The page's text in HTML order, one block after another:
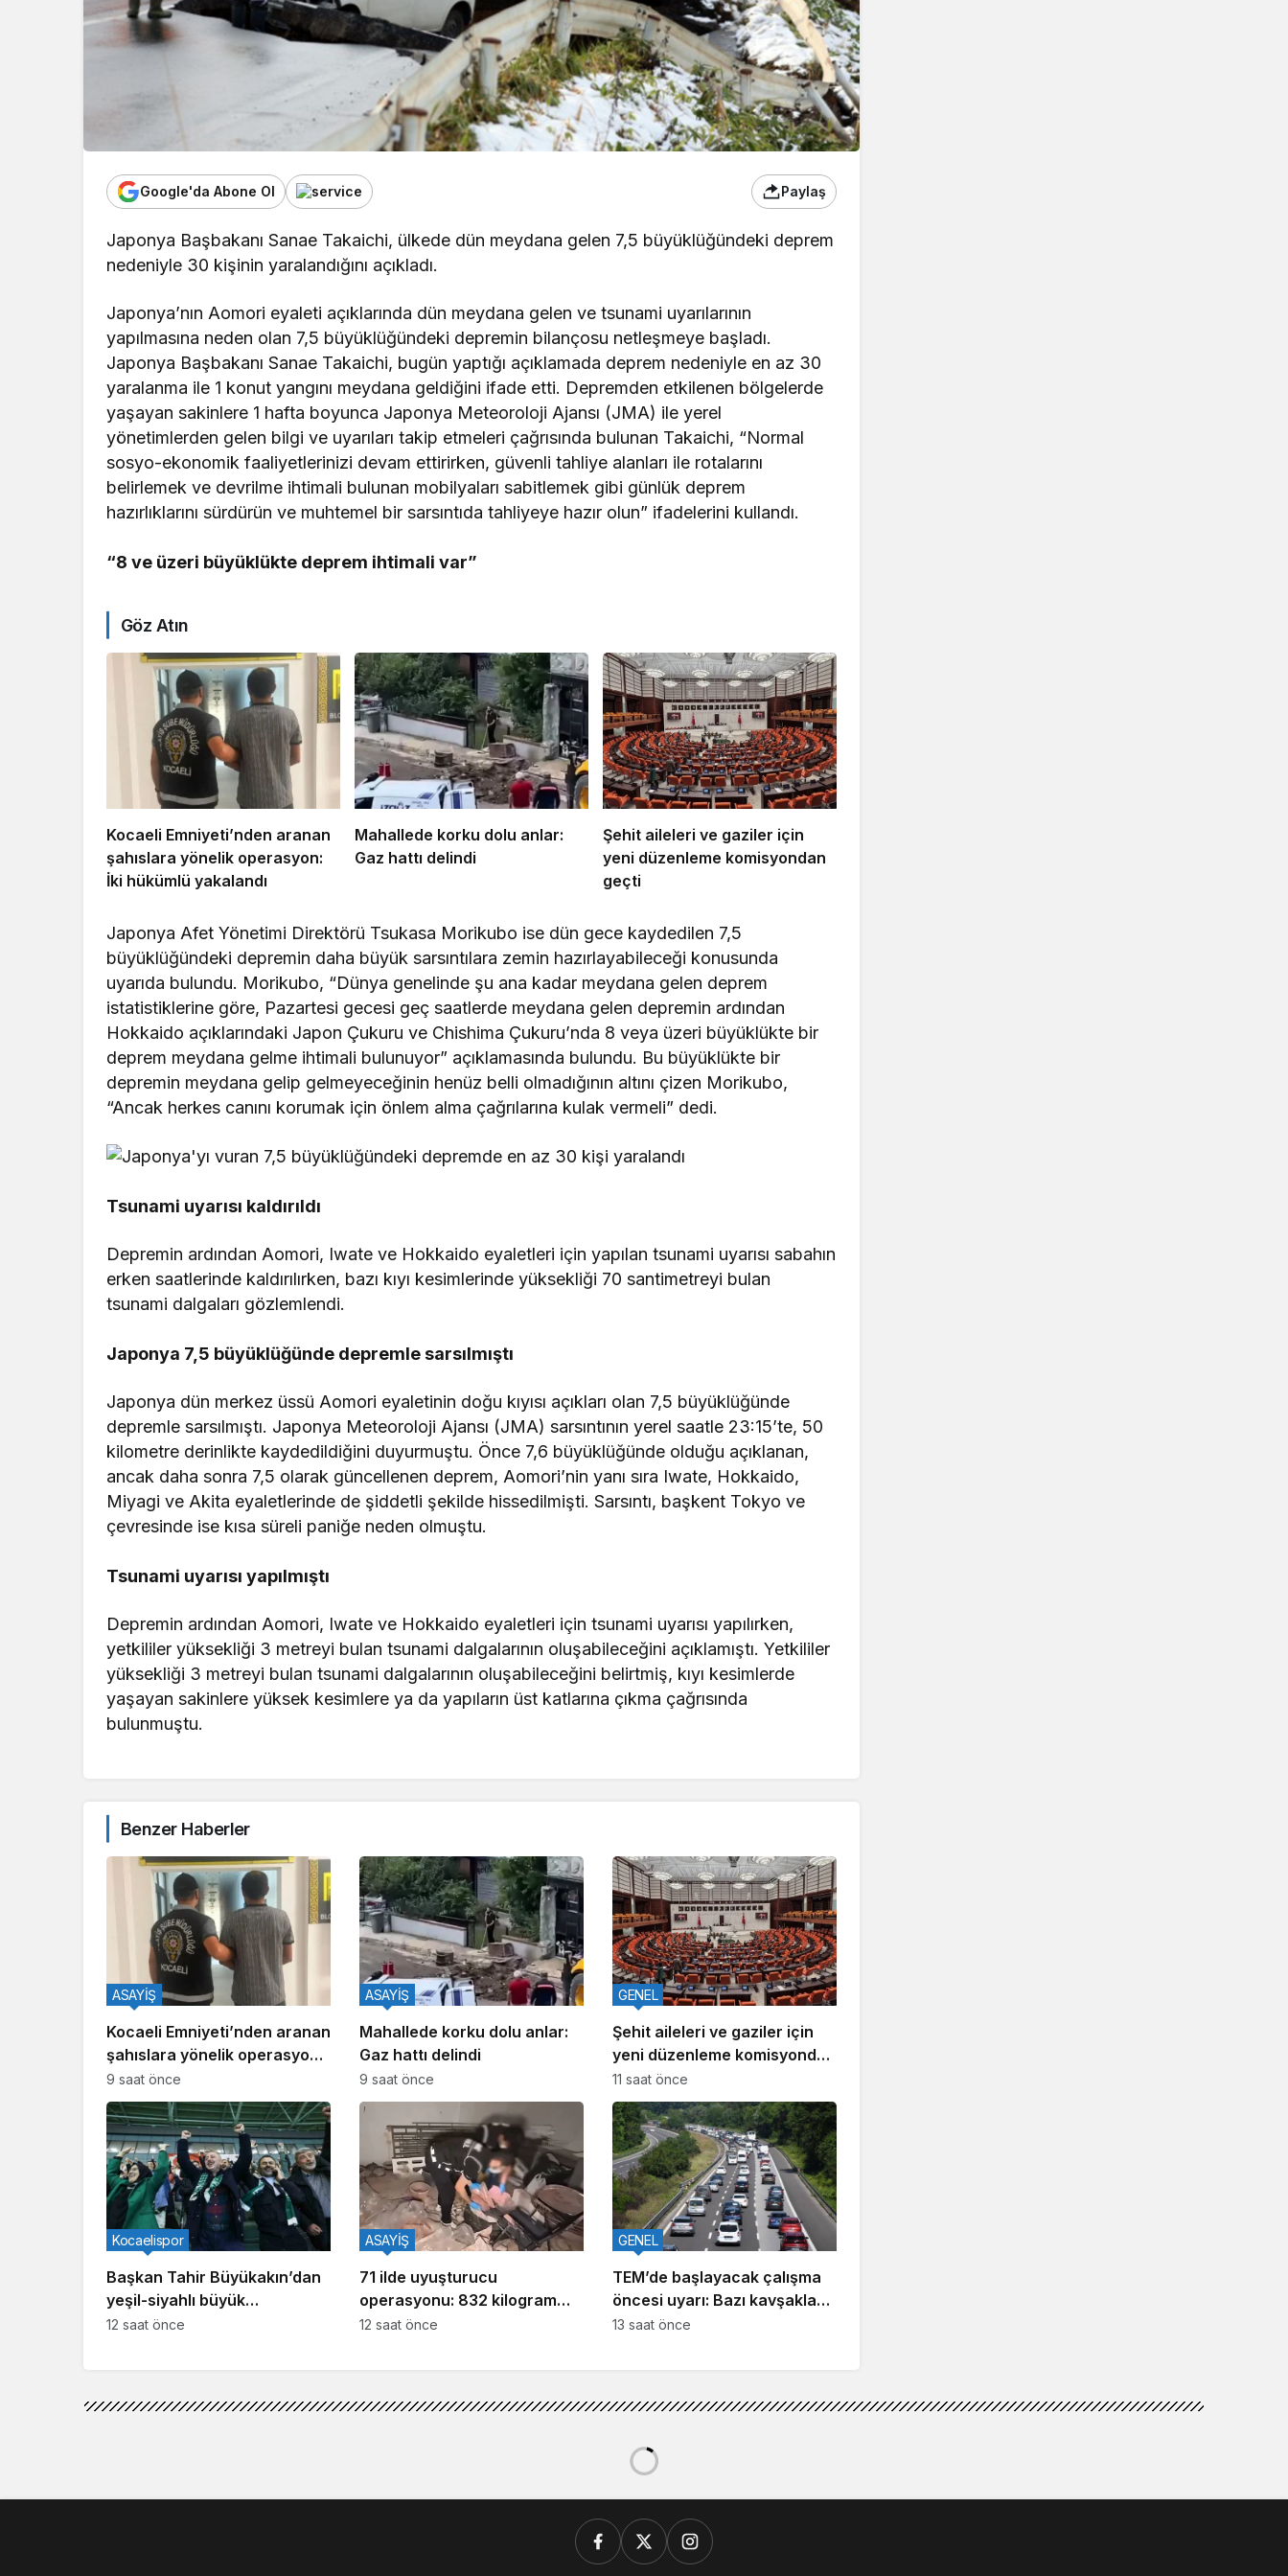
Google'da Abone Ol Paylaş
Japonya Başbakanı Sanae Takaichi, ülkede dün meydana gelen 7,5 büyüklüğündeki deprem
nedeniyle 30 kişinin yaralandığını açıkladı.
Japonya’nın Aomori eyaleti açıklarında dün meydana gelen ve tsunami uyarılarının
yapılmasına neden olan 7,5 büyüklüğündeki depremin bilançosu netleşmeye başladı.
Japonya Başbakanı Sanae Takaichi, bugün yaptığı açıklamada deprem nedeniyle en az 30
yaralanma ile 1 konut yangını meydana geldiğini ifade etti. Depremden etkilenen bölgelerde
yaşayan sakinlere 1 hafta boyunca Japonya Meteoroloji Ajansı (JMA) ile yerel
yönetimlerden gelen bilgi ve uyarıları takip etmeleri çağrısında bulunan Takaichi, “Normal
sosyo-ekonomik faaliyetlerinizi devam ettirirken, güvenli tahliye alanları ile rotalarını
belirlemek ve devrilme ihtimali bulunan mobilyaları sabitlemek gibi günlük deprem
hazırlıklarını sürdürün ve muhtemel bir sarsıntıda tahliyeye hazır olun” ifadelerini kullandı.
“8 ve üzeri büyüklükte deprem ihtimali var”
Göz Atın
Kocaeli Emniyeti’nden aranan
şahıslara yönelik operasyon:
İki hükümlü yakalandı
Mahallede korku dolu anlar:
Gaz hattı delindi
Şehit aileleri ve gaziler için
yeni düzenleme komisyondan
geçti
Japonya Afet Yönetimi Direktörü Tsukasa Morikubo ise dün gece kaydedilen 7,5
büyüklüğündeki depremin daha büyük sarsıntılara zemin hazırlayabileceği konusunda
uyarıda bulundu. Morikubo, “Dünya genelinde şu ana kadar meydana gelen deprem
istatistiklerine göre, Pazartesi gecesi geç saatlerde meydana gelen depremin ardından
Hokkaido açıklarındaki Japon Çukuru ve Chishima Çukuru’nda 8 veya üzeri büyüklükte bir
deprem meydana gelme ihtimali bulunuyor” açıklamasında bulundu. Bu büyüklükte bir
depremin meydana gelip gelmeyeceğinin henüz belli olmadığının altını çizen Morikubo,
“Ancak herkes canını korumak için önlem alma çağrılarına kulak vermeli” dedi.
Tsunami uyarısı kaldırıldı
Depremin ardından Aomori, Iwate ve Hokkaido eyaletleri için yapılan tsunami uyarısı sabahın
erken saatlerinde kaldırılırken, bazı kıyı kesimlerinde yüksekliği 70 santimetreyi bulan
tsunami dalgaları gözlemlendi.
Japonya 7,5 büyüklüğünde depremle sarsılmıştı
Japonya dün merkez üssü Aomori eyaletinin doğu kıyısı açıkları olan 7,5 büyüklüğünde
depremle sarsılmıştı. Japonya Meteoroloji Ajansı (JMA) sarsıntının yerel saatle 23:15’te, 50
kilometre derinlikte kaydedildiğini duyurmuştu. Önce 7,6 büyüklüğünde olduğu açıklanan,
ancak daha sonra 7,5 olarak güncellenen deprem, Aomori’nin yanı sıra Iwate, Hokkaido,
Miyagi ve Akita eyaletlerinde de şiddetli şekilde hissedilmişti. Sarsıntı, başkent Tokyo ve
çevresinde ise kısa süreli paniğe neden olmuştu.
Tsunami uyarısı yapılmıştı
Depremin ardından Aomori, Iwate ve Hokkaido eyaletleri için tsunami uyarısı yapılırken,
yetkililer yüksekliği 3 metreyi bulan tsunami dalgalarının oluşabileceğini açıklamıştı. Yetkililer
yüksekliği 3 metreyi bulan tsunami dalgalarının oluşabileceğini belirtmiş, kıyı kesimlerde
yaşayan sakinlere yüksek kesimlere ya da yapıların üst katlarına çıkma çağrısında
bulunmuştu.
Benzer Haberler
Kocaeli Emniyeti’nden aranan
şahıslara yönelik operasyon:
İki hükümlü yakalandı
ASAYİŞ
9 saat önce
Mahallede korku dolu anlar:
Gaz hattı delindi
ASAYİŞ
9 saat önce
Şehit aileleri ve gaziler için
yeni düzenleme komisyondan
geçti
GENEL
11 saat önce
Başkan Tahir Büyükakın’dan
yeşil-siyahlı büyük
buluşmaya çağrı
Kocaelispor
12 saat önce
71 ilde uyuşturucu
operasyonu: 832 kilogram
uyuşturucu madde ele
ASAYİŞ
12 saat önce
TEM’de başlayacak çalışma
öncesi uyarı: Bazı kavşaklar
geçici olarak kapatılacak
GENEL
13 saat önce